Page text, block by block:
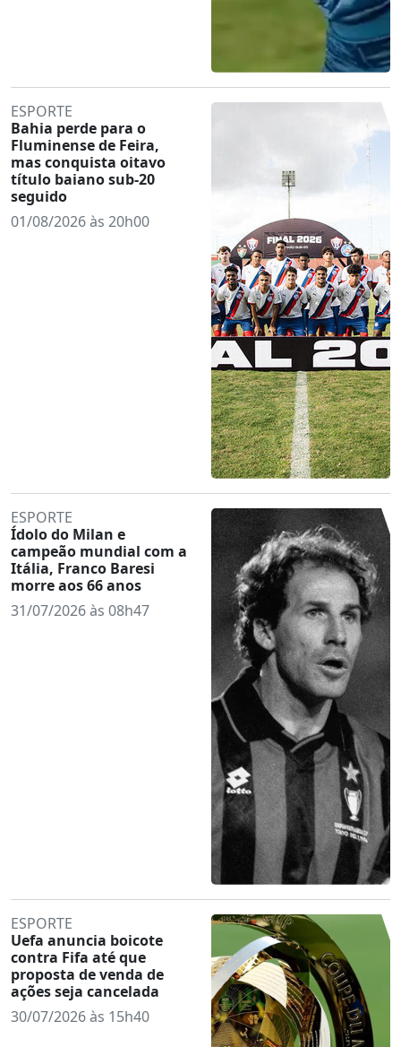
ESPORTE
Bahia perde para o
Fluminense de Feira,
mas conquista oitavo
título baiano sub-20
seguido
01/08/2026 às 20h00
ESPORTE
Ídolo do Milan e
campeão mundial com a
Itália, Franco Baresi
morre aos 66 anos
31/07/2026 às 08h47
ESPORTE
Uefa anuncia boicote
contra Fifa até que
proposta de venda de
ações seja cancelada
30/07/2026 às 15h40